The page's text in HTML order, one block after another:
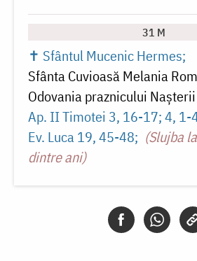
31 M
✝ Sfântul Mucenic Hermes
Sfânta Cuvioasă Melania
Odovania praznicului
Ap. II Timotei 3, 16-17; 4, 1-
Ev. Luca 19, 45-48
(Slujba
dintre ani)